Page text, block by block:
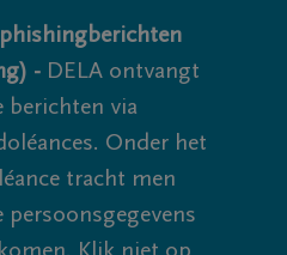
- DELA ontvangt
berichten via
Onder het
tracht men
persoonsgegevens